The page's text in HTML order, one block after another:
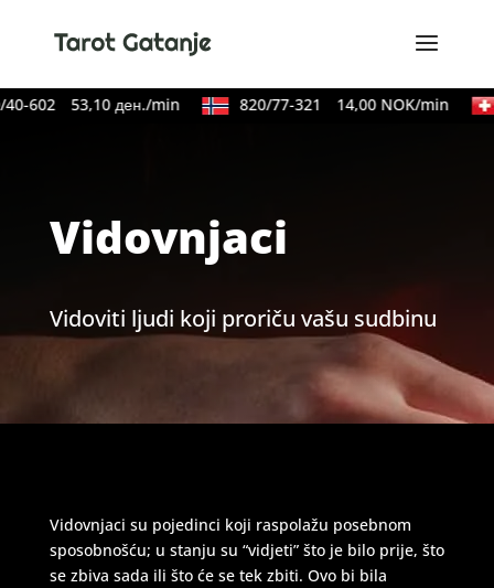
602 53,10 ден./min 820/77-321 14,00 NOK/min
Vidovnjaci
Vidoviti ljudi koji proriču vašu sudbinu
Vidovnjaci su pojedinci koji raspolažu posebnom
sposobnošću; u stanju su “vidjeti” što je bilo prije, što
se zbiva sada ili što će se tek zbiti. Ovo bi bila